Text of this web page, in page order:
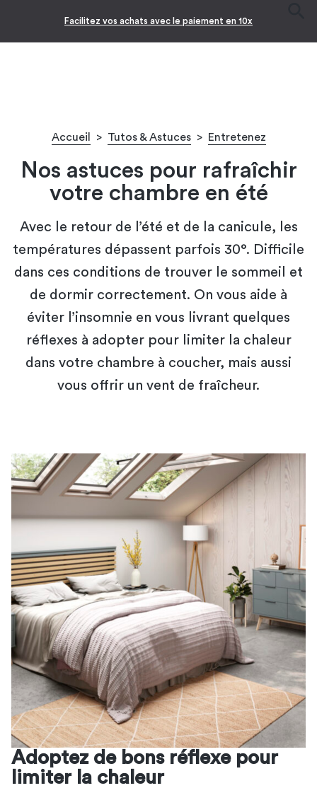
-10% pour les jeunes diplômés !* 🎉
Accueil > Tutos & Astuces > Entretenez
Nos astuces pour rafraîchir
votre chambre en été
Avec le retour de l’été et de la canicule, les
températures dépassent parfois 30°. Difficile
dans ces conditions de trouver le sommeil et
de dormir correctement. On vous aide à
éviter l’insomnie en vous livrant quelques
réflexes à adopter pour limiter la chaleur
dans votre chambre à coucher, mais aussi
vous offrir un vent de fraîcheur.
Adoptez de bons réflexe pour
limiter la chaleur